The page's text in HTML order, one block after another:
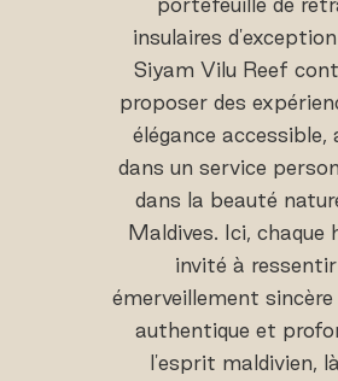
insulaires
Siyam Vilu Reef
proposer des
élégance accessible,
dans un service
dans la beauté
Maldives. Ici, chaque
invité à
émerveillement
authentique et
l'esprit maldivien,